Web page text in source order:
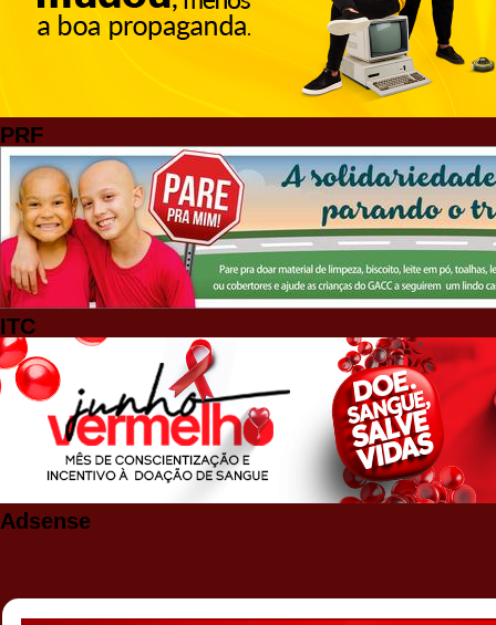
PRF
ITC
Adsense